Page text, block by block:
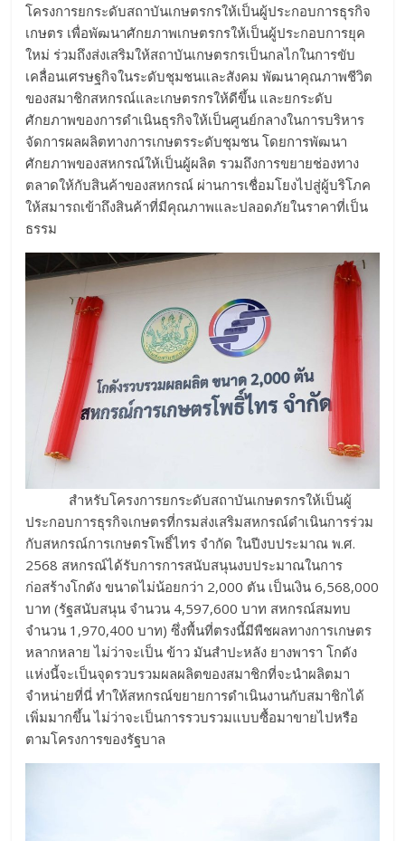
โครงการยกระดับสถาบันเกษตรกรให้เป็นผู้ประกอบการธุรกิจ
เกษตร เพื่อพัฒนาศักยภาพเกษตรกรให้เป็นผู้ประกอบการยุค
ใหม่ ร่วมถึงส่งเสริมให้สถาบันเกษตรกรเป็นกลไกในการขับ
เคลื่อนเศรษฐกิจในระดับชุมชนและสังคม พัฒนาคุณภาพชีวิต
ของสมาชิกสหกรณ์และเกษตรกรให้ดีขึ้น และยกระดับ
ศักยภาพของการดำเนินธุรกิจให้เป็นศูนย์กลางในการบริหาร
จัดการผลผลิตทางการเกษตรระดับชุมชน โดยการพัฒนา
ศักยภาพของสหกรณ์ให้เป็นผู้ผลิต รวมถึงการขยายช่องทาง
ตลาดให้กับสินค้าของสหกรณ์ ผ่านการเชื่อมโยงไปสู่ผู้บริโภค
ให้สมารถเข้าถึงสินค้าที่มีคุณภาพและปลอดภัยในราคาที่เป็น
ธรรม
สำหรับโครงการยกระดับสถาบันเกษตรกรให้เป็นผู้
ประกอบการธุรกิจเกษตรที่กรมส่งเสริมสหกรณ์ดำเนินการร่วม
กับสหกรณ์การเกษตรโพธิ์ไทร จำกัด ในปีงบประมาณ พ.ศ.
2568 สหกรณ์ได้รับการการสนับสนุนงบประมาณในการ
ก่อสร้างโกดัง ขนาดไม่น้อยกว่า 2,000 ตัน เป็นเงิน 6,568,000
บาท (รัฐสนับสนุน จำนวน 4,597,600 บาท สหกรณ์สมทบ
จำนวน 1,970,400 บาท) ซึ่งพื้นที่ตรงนี้มีพืชผลทางการเกษตร
หลากหลาย ไม่ว่าจะเป็น ข้าว มันสำปะหลัง ยางพารา โกดัง
แห่งนี้จะเป็นจุดรวบรวมผลผลิตของสมาชิกที่จะนำผลิตมา
จำหน่ายที่นี่ ทำให้สหกรณ์ขยายการดำเนินงานกับสมาชิกได้
เพิ่มมากขึ้น ไม่ว่าจะเป็นการรวบรวมแบบซื้อมาขายไปหรือ
ตามโครงการของรัฐบาล